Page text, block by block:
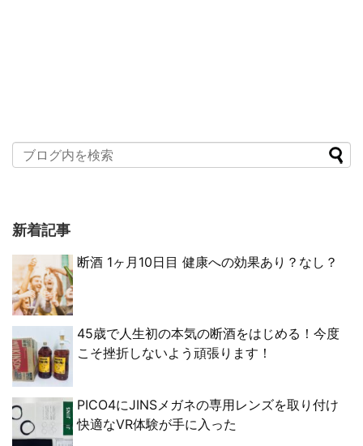
新着記事
断酒 1ヶ月10日目 健康への効果あり？なし？
45歳で人生初の本気の断酒をはじめる！今度
こそ挫折しないよう頑張ります！
PICO4にJINSメガネの専用レンズを取り付け
快適なVR体験が手に入った